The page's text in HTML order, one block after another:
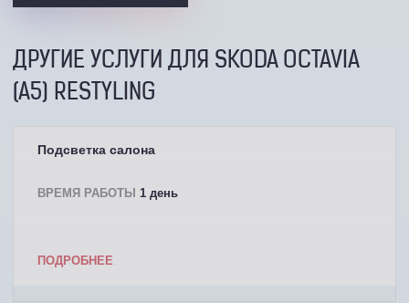
ДРУГИЕ УСЛУГИ ДЛЯ SKODA OCTAVIA
(A5) RESTYLING
Подсветка салона
ВРЕМЯ РАБОТЫ 1 день
ПОДРОБНЕЕ